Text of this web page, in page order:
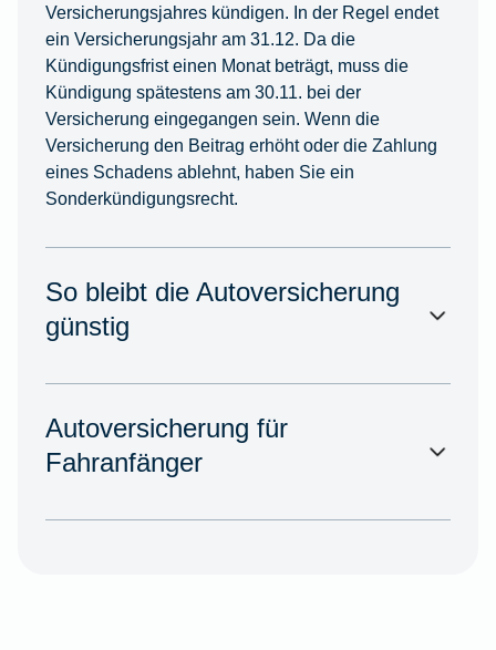
Versicherungsjahres kündigen. In der Regel endet
ein Versicherungsjahr am 31.12. Da die
Kündigungsfrist einen Monat beträgt, muss die
Kündigung spätestens am 30.11. bei der
Versicherung eingegangen sein. Wenn die
Versicherung den Beitrag erhöht oder die Zahlung
eines Schadens ablehnt, haben Sie ein
Sonderkündigungsrecht.
So bleibt die Autoversicherung
günstig
Autoversicherung für
Fahranfänger